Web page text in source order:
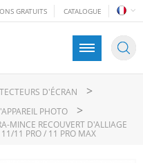
GRATUITS CATALOGUE
D'ÉCRAN >
PHOTO >
MINCE RECOUVERT D'ALLIAGE
11 PRO / 11 PRO MAX